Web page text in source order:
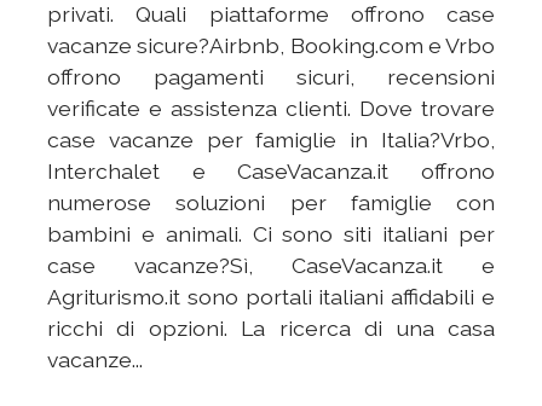
privati. Quali piattaforme offrono case
vacanze sicure?Airbnb, Booking.com e Vrbo
offrono pagamenti sicuri, recensioni
verificate e assistenza clienti. Dove trovare
case vacanze per famiglie in Italia?Vrbo,
Interchalet e CaseVacanza.it offrono
numerose soluzioni per famiglie con
bambini e animali. Ci sono siti italiani per
case vacanze?Sì, CaseVacanza.it e
Agriturismo.it sono portali italiani affidabili e
ricchi di opzioni. La ricerca di una casa
vacanze...